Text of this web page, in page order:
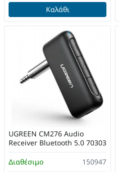
Καλάθι
Διαθέσιμο 150947
UGREEN CM276 Audio
Receiver Bluetooth 5.0 70303